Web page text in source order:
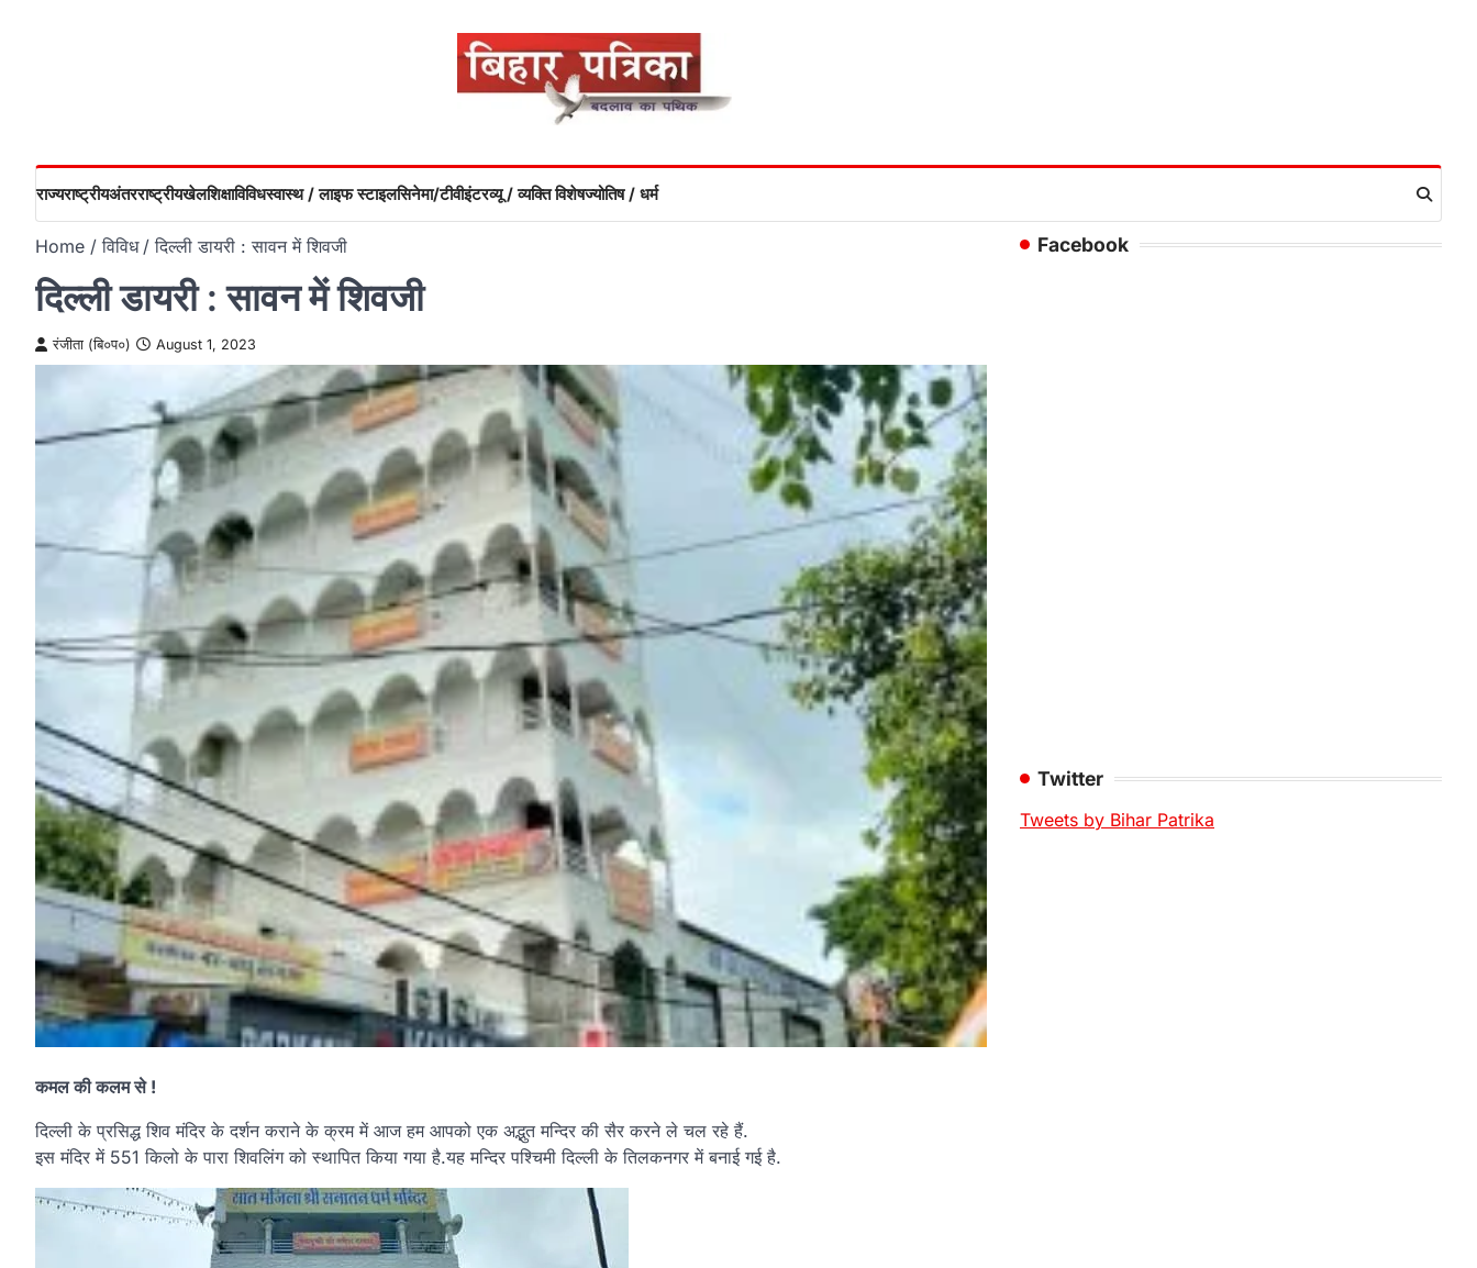
राज्यराष्ट्रीयअंतरराष्ट्रीयखेलशिक्षाविविधस्वास्थ / लाइफ स्टाइलसिनेमा/टीवीइंटरव्यू / व्यक्ति विशेषज्योतिष / धर्म
Home विविध दिल्ली डायरी : सावन में शिवजी
दिल्ली डायरी : सावन में शिवजी
रंजीता (बि०प०) August 1, 2023
कमल की कलम से !
दिल्ली के प्रसिद्ध शिव मंदिर के दर्शन कराने के क्रम में आज हम आपको एक अद्भुत मन्दिर की सैर करने ले चल रहे हैं.
इस मंदिर में 551 किलो के पारा शिवलिंग को स्थापित किया गया है.यह मन्दिर पश्चिमी दिल्ली के तिलकनगर में बनाई गई है.
Facebook
Twitter
Tweets by Bihar Patrika